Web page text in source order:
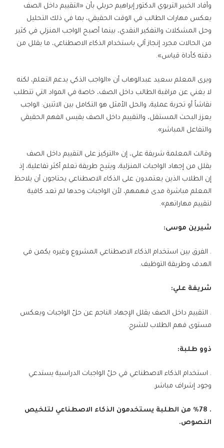
وأفاد الخبير التربوي الدكتور إبراهيم حربلي بأن «التقييم داخل الصف
يعكس مهارات الطالب في الوقت الحقيقي، بما في ذلك التحليل
وحل المشكلات والتفكير النقدي، بينما أصبح الواجب المنزلي في كثير
من الحالات مجرد إنجاز آلي باستخدام الذكاء الاصطناعي، ما يقلل من
دقته كأداة قياس».
ويرى المعلم سعيد عبدالوهاب أن «الواجب الذكي يدعم التعلم، لكنه
لا يغني عن مراقبة الطالب داخل الصف، خاصة في المواد التي تتطلب
نقاشاً أو تجربة عملية، والحل الأمثل هو التكامل بين الاثنين: الواجب
يعزز البحث المستقل، والتقييم داخل الصف يقيس الفهم الحقيقي
والتفاعل المباشر».
وقالت المعلمة شريفة علي، إن «التركيز على التقييم داخل الصف
يقلل من إجهاد الواجبات المنزلية، ويتيح طريقة تعلم أكثر تفاعلية، إذ
إن الطلاب الذين يعتمدون على الذكاء الاصطناعي يحتاجون أن يلاحظ
المعلم مباشرة مدى فهمهم، لأن الواجبات وحدها لم تعد كافية
لتقييم مهاراتهم».
شيرين موسى:
. الفرق بين استخدام الذكاء الاصطناعي المشروع وغيره يكمن في
الهدف وطريقة التوظيف.
شريفة علي:
. التقييم داخل الصف يقلل الإجهاد الناجم عن حلّ الواجبات ويعكس
مستوى فهم الطلاب للشرح.
ذوو طلبة:
. استخدام الذكاء الاصطناعي في حلّ الواجبات الدراسية يستدعي
وجود إشراف مباشر.
. %78 من الطلبة يستخدمون الذكاء الاصطناعي لتلخيص
النصوص.